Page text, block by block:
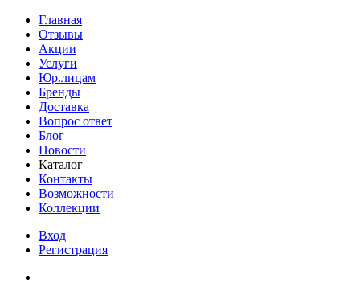
Главная
Отзывы
Акции
Услуги
Юр.лицам
Бренды
Доставка
Вопрос ответ
Блог
Новости
Каталог
Контакты
Возможности
Коллекции
Вход
Регистрация